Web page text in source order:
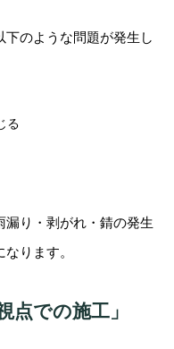
のような問題が発生し
る
漏り・剥がれ・錆の発生
ります。
点での施工」